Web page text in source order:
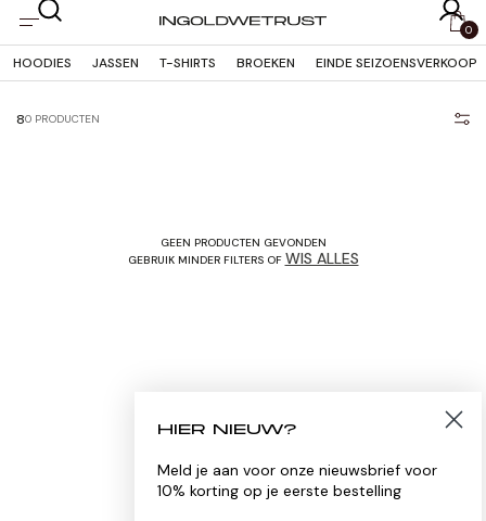
OVERSLAAN
NAAR
0
HOODIES JASSEN T-SHIRTS BROEKEN EINDE SEIZOENSVERKOOP
80 PRODUCTEN
GEEN PRODUCTEN GEVONDEN
GEBRUIK MINDER FILTERS OF WIS ALLES
HIER NIEUW?
Meld je aan voor onze nieuwsbrief voor
10% korting op je eerste bestelling